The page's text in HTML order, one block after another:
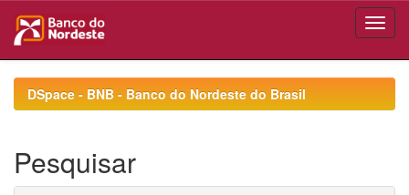
navigationDSpace - BNB - Banco do Nordeste do Brasil
Pesquisar